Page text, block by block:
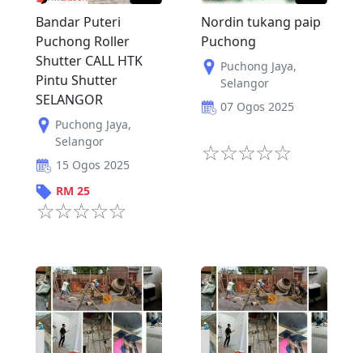
Bandar Puteri
Puchong Roller
Shutter CALL HTK
Pintu Shutter
SELANGOR
Puchong Jaya,
Selangor
15 Ogos 2025
RM 25
Nordin tukang paip
Puchong
Puchong Jaya,
Selangor
07 Ogos 2025